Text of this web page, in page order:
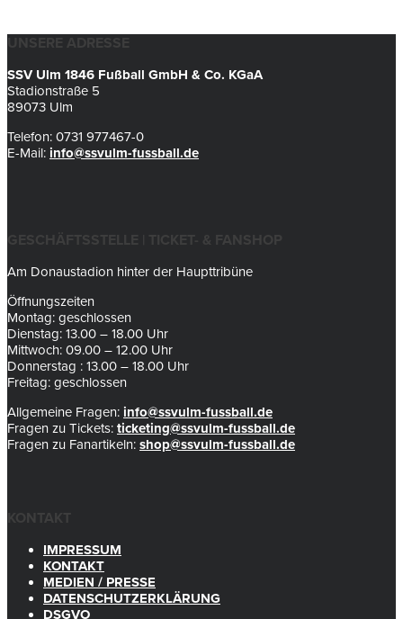
UNSERE ADRESSE
SSV Ulm 1846 Fußball GmbH & Co. KGaA
Stadionstraße 5
89073 Ulm
Telefon: 0731 977467-0
E-Mail: info@ssvulm-fussball.de
GESCHÄFTSSTELLE | TICKET- & FANSHOP
Am Donaustadion hinter der Haupttribüne
Öffnungszeiten
Montag: geschlossen
Dienstag: 13.00 – 18.00 Uhr
Mittwoch: 09.00 – 12.00 Uhr
Donnerstag : 13.00 – 18.00 Uhr
Freitag: geschlossen
Allgemeine Fragen: info@ssvulm-fussball.de
Fragen zu Tickets: ticketing@ssvulm-fussball.de
Fragen zu Fanartikeln: shop@ssvulm-fussball.de
KONTAKT
IMPRESSUM
KONTAKT
MEDIEN / PRESSE
DATENSCHUTZERKLÄRUNG
DSGVO